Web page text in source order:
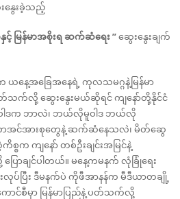
းနွေးခဲ့သည့်
င့် မြန်မာအစိုးရ ဆက်ဆံရေး ”ဆွေးနွေးချက်
ယနေ့အခြေအနေရဲ့ ကုလသမဂ္ဂနဲ့မြန်မာ
ပတ်သက်လို့ ဆွေးနွေးမယ်ဆိုရင် ကျနော်တို့နိုင်ငံ
ဝါဒက ဘာလဲ၊ ဘယ်လိုမူဝါဒ ဘယ်လို
ာအင်အားစုတွေနဲ့ ဆက်ဆံနေသလဲ၊ မိတ်ဆွေ
ကျနော် တစ်ဦးချင်းအမြင်နဲ့
ြောချင်ပါတယ်။ မနေ့ကမနက် လုံခြုံရေး
လုပ်ပြီး ဒီမနက်ပဲ ကိုဖီအာနန်က မီဒီယာတချို့
ာင်စီမှာ မြန်မာပြည်နဲ့ ပတ်သက်လို့